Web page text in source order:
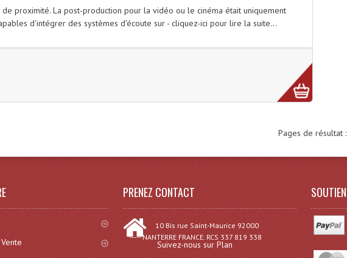
de proximité. La post-production pour la vidéo ou le cinéma était uniquement
d'intégrer des systèmes d'écoute sur - cliquez-ici pour lire la suite...
Pages de résultat :
PRENEZ CONTACT
10 Bis rue Saint-Maurice 92000
----- NANTERRE FRANCE. RCS 337 819 338
Suivez-nous sur Plan
SOUTIEN